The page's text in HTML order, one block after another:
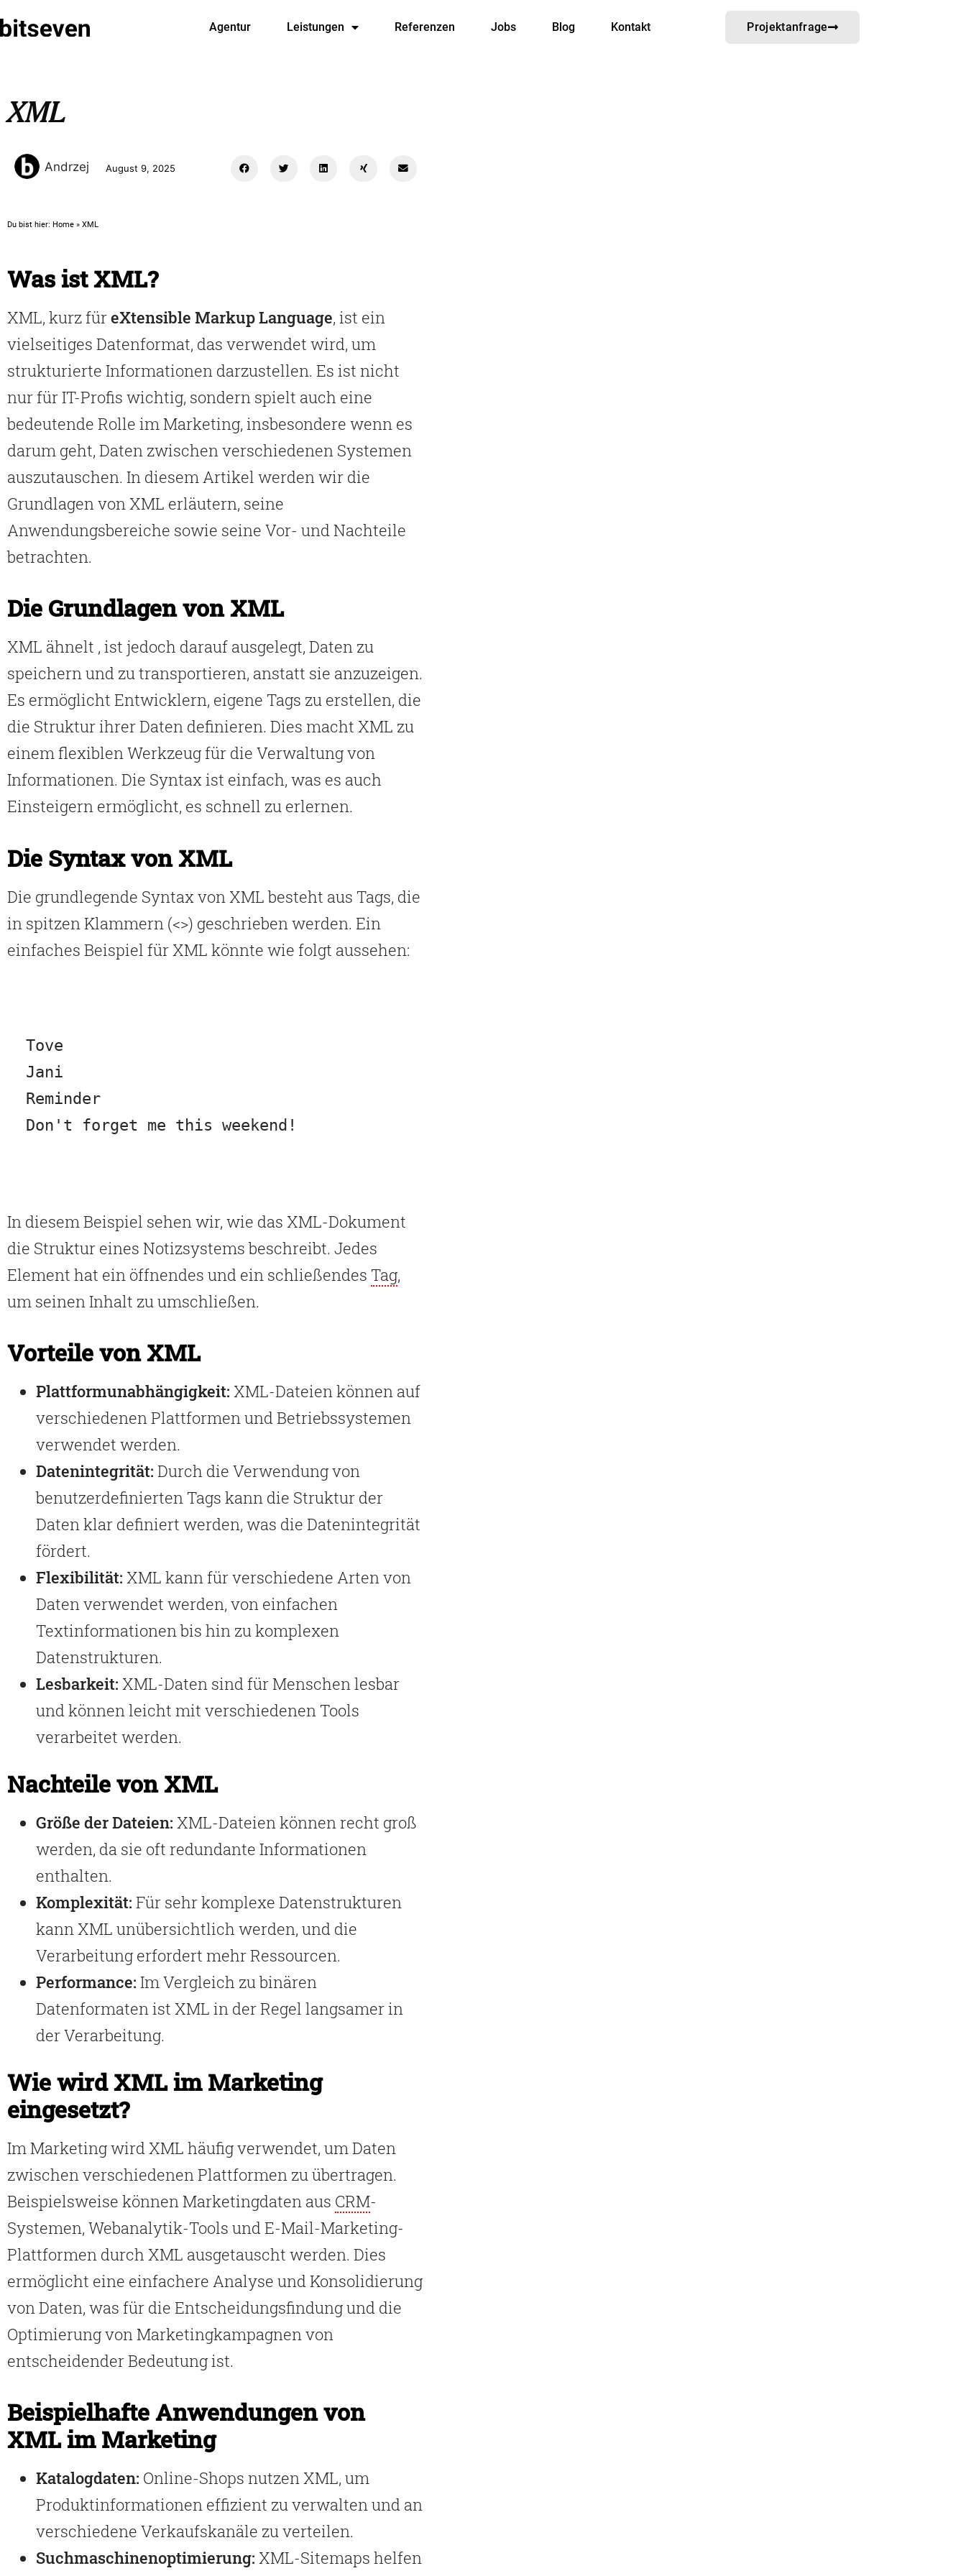
Agentur Leistungen Referenzen Jobs Blog Kontakt Projektanfrage
XML
Andrzej August 9, 2025
Du bist hier: Home » XML
Was ist XML?
XML, kurz füreXtensible Markup Language, ist ein
vielseitiges Datenformat, das verwendet wird, um
strukturierte Informationen darzustellen. Es ist nicht
nur für IT-Profis wichtig, sondern spielt auch eine
bedeutende Rolle im Marketing, insbesondere wenn es
darum geht, Daten zwischen verschiedenen Systemen
auszutauschen. In diesem Artikel werden wir die
Grundlagen von XML erläutern, seine
Anwendungsbereiche sowie seine Vor- und Nachteile
betrachten.
Die Grundlagen von XML
XML ähnelt , ist jedoch darauf ausgelegt, Daten zu
speichern und zu transportieren, anstatt sie anzuzeigen.
Es ermöglicht Entwicklern, eigene Tags zu erstellen, die
die Struktur ihrer Daten definieren. Dies macht XML zu
einem flexiblen Werkzeug für die Verwaltung von
Informationen. Die Syntax ist einfach, was es auch
Einsteigern ermöglicht, es schnell zu erlernen.
Die Syntax von XML
Die grundlegende Syntax von XML besteht aus Tags, die
in spitzen Klammern (<>) geschrieben werden. Ein
einfaches Beispiel für XML könnte wie folgt aussehen:
Tove
Jani
Reminder
In diesem Beispiel sehen wir, wie das XML-Dokument
die Struktur eines Notizsystems beschreibt. Jedes
Element hat ein öffnendes und ein schließendes Tag,
um seinen Inhalt zu umschließen.
Vorteile von XML
Plattformunabhängigkeit: XML-Dateien können auf
verschiedenen Plattformen und Betriebssystemen
verwendet werden.
Datenintegrität: Durch die Verwendung von
benutzerdefinierten Tags kann die Struktur der
Daten klar definiert werden, was die Datenintegrität
fördert.
Flexibilität: XML kann für verschiedene Arten von
Daten verwendet werden, von einfachen
Textinformationen bis hin zu komplexen
Datenstrukturen.
Lesbarkeit: XML-Daten sind für Menschen lesbar
und können leicht mit verschiedenen Tools
verarbeitet werden.
Nachteile von XML
Größe der Dateien: XML-Dateien können recht groß
werden, da sie oft redundante Informationen
enthalten.
Komplexität: Für sehr komplexe Datenstrukturen
kann XML unübersichtlich werden, und die
Verarbeitung erfordert mehr Ressourcen.
Performance: Im Vergleich zu binären
Datenformaten ist XML in der Regel langsamer in
der Verarbeitung.
Wie wird XML im Marketing
eingesetzt?
Im Marketing wird XML häufig verwendet, um Daten
zwischen verschiedenen Plattformen zu übertragen.
Beispielsweise können Marketingdaten aus CRM-
Systemen, Webanalytik-Tools und E-Mail-Marketing-
Plattformen durch XML ausgetauscht werden. Dies
ermöglicht eine einfachere Analyse und Konsolidierung
von Daten, was für die Entscheidungsfindung und die
Optimierung von Marketingkampagnen von
entscheidender Bedeutung ist.
Beispielhafte Anwendungen von
XML im Marketing
Katalogdaten: Online-Shops nutzen XML, um
Produktinformationen effizient zu verwalten und an
verschiedene Verkaufskanäle zu verteilen.
Suchmaschinenoptimierung: XML-Sitemaps helfen